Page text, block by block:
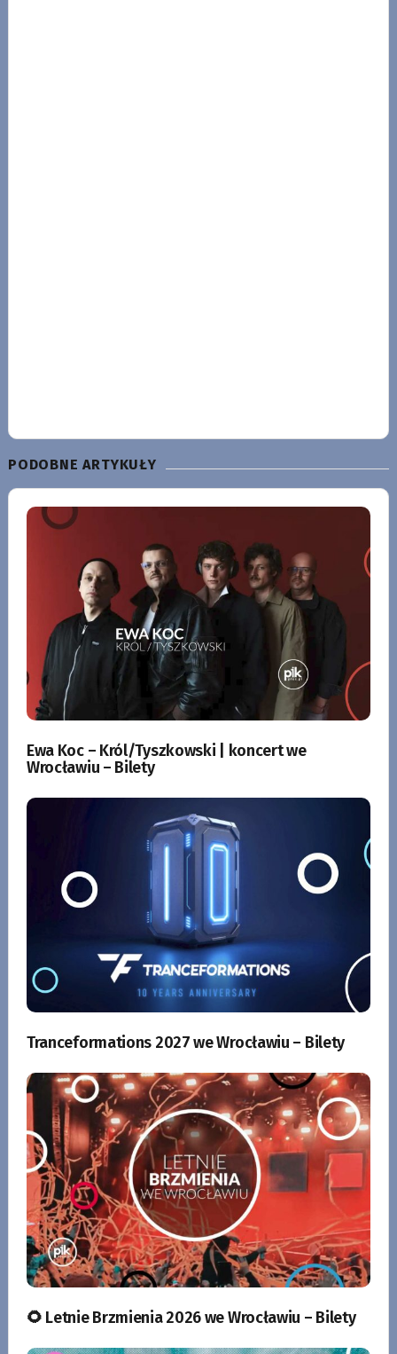
PODOBNE ARTYKUŁY
Ewa Koc – Król/Tyszkowski | koncert we
Wrocławiu – Bilety
Tranceformations 2027 we Wrocławiu – Bilety
🌻 Letnie Brzmienia 2026 we Wrocławiu – Bilety